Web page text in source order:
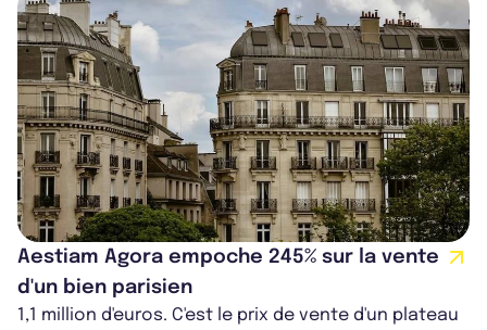
Aestiam Agora empoche 245% sur la vente
d'un bien parisien
1,1 million d'euros. C'est le prix de vente d'un plateau